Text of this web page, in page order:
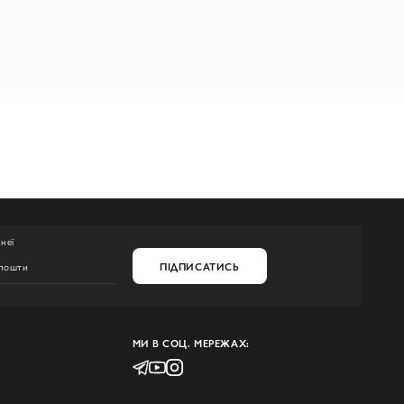
ПІДПИСАТИСЬ
МИ В СОЦ. МЕРЕЖАХ: